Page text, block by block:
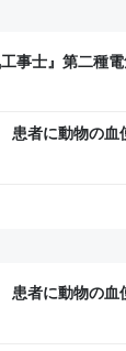
事士』第二種
1000問”や“本
者に動物の血
者に動物の血